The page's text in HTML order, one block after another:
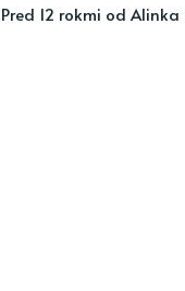
pred 12 rokmi od Alinka